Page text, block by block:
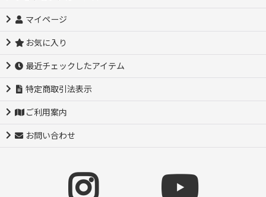
マイページ
お気に入り
最近チェックしたアイテム
特定商取引法表示
ご利用案内
お問い合わせ